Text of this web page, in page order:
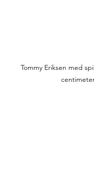
Tommy Eriksen med